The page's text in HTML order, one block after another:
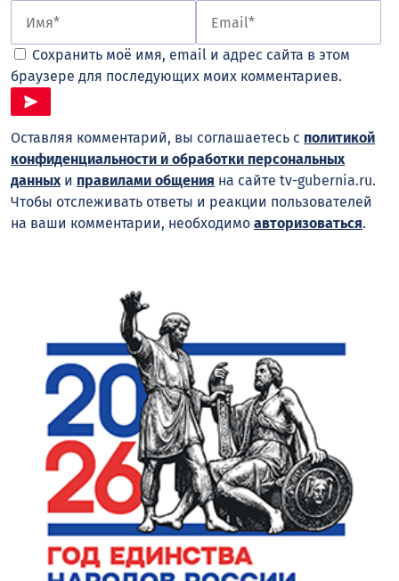
Сохранить моё имя, email и адрес сайта в этом
браузере для последующих моих комментариев.
Оставляя комментарий, вы соглашаетесь с политикой
конфиденциальности и обработки персональных
данныхи правилами общения на сайте tv-gubernia.ru.
Чтобы отслеживать ответы и реакции пользователей
на ваши комментарии, необходимо авторизоваться.